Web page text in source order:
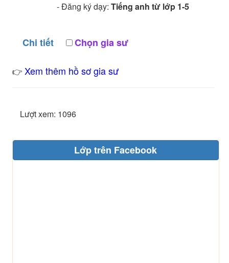
- Đăng ký dạy: Tiếng anh từ lớp 1-5
Chi tiết Chọn gia sư
👉 Xem thêm hồ sơ gia sư
Lượt xem: 1096
Lớp trên Facebook